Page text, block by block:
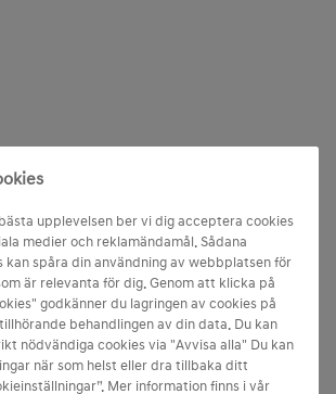
upplevelsen ber vi dig acceptera cookies
medier och reklamändamål. Sådana
spåra din användning av webbplatsen för
är relevanta för dig. Genom att klicka på
godkänner du lagringen av cookies på
behandlingen av din data. Du kan
nödvändiga cookies via "Avvisa alla" Du kan
när som helst eller dra tillbaka ditt
Mer information finns i vår